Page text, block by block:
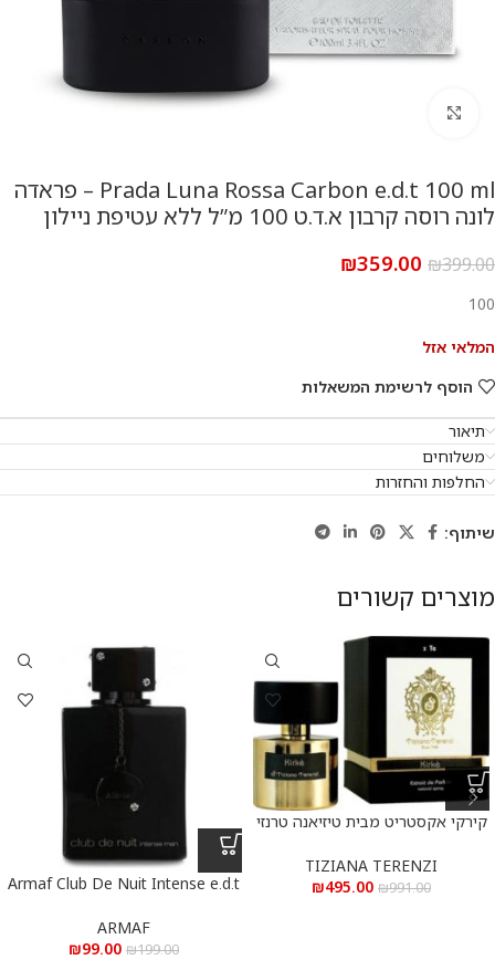
Prada Luna Rossa Carbon e.d.t 100 ml – פראדה
לונה רוסה קרבון א.ד.ט 100 מ”ל ללא עטיפת ניילון
₪399.00
₪359.00
100
המלאי אזל
הוסף לרשימת המשאלות
תיאור
משלוחים
החלפות והחזרות
שיתוף:
מוצרים קשורים
קירקי אקסטריט מבית טיזיאנה טרנזי
Parfum 100 ml
TIZIANA TERENZI
₪991.00
₪495.00
Armaf Club De Nuit Intense e.d.t
אינטנס א.ד.ט 105 מ”ל
ARMAF
₪199.00
₪99.00